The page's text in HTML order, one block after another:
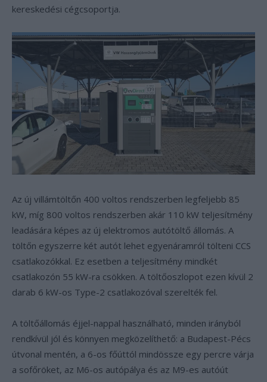
kereskedési cégcsoportja.
Az új villámtöltőn 400 voltos rendszerben legfeljebb 85
kW, míg 800 voltos rendszerben akár 110 kW teljesítmény
leadására képes az új elektromos autótöltő állomás. A
töltőn egyszerre két autót lehet egyenáramról tölteni CCS
csatlakozókkal. Ez esetben a teljesítmény mindkét
csatlakozón 55 kW-ra csökken. A töltőoszlopot ezen kívül 2
darab 6 kW-os Type-2 csatlakozóval szerelték fel.
A töltőállomás éjjel-nappal használható, minden irányból
rendkívül jól és könnyen megközelíthető: a Budapest-Pécs
útvonal mentén, a 6-os főúttól mindössze egy percre várja
a sofőröket, az M6-os autópálya és az M9-es autóút